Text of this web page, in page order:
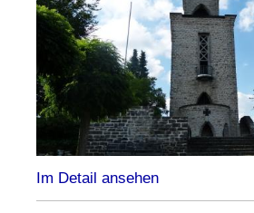
Im Detail ansehen